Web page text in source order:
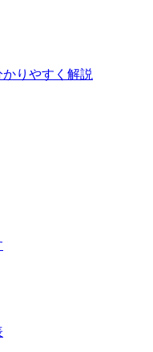
りやすく解説